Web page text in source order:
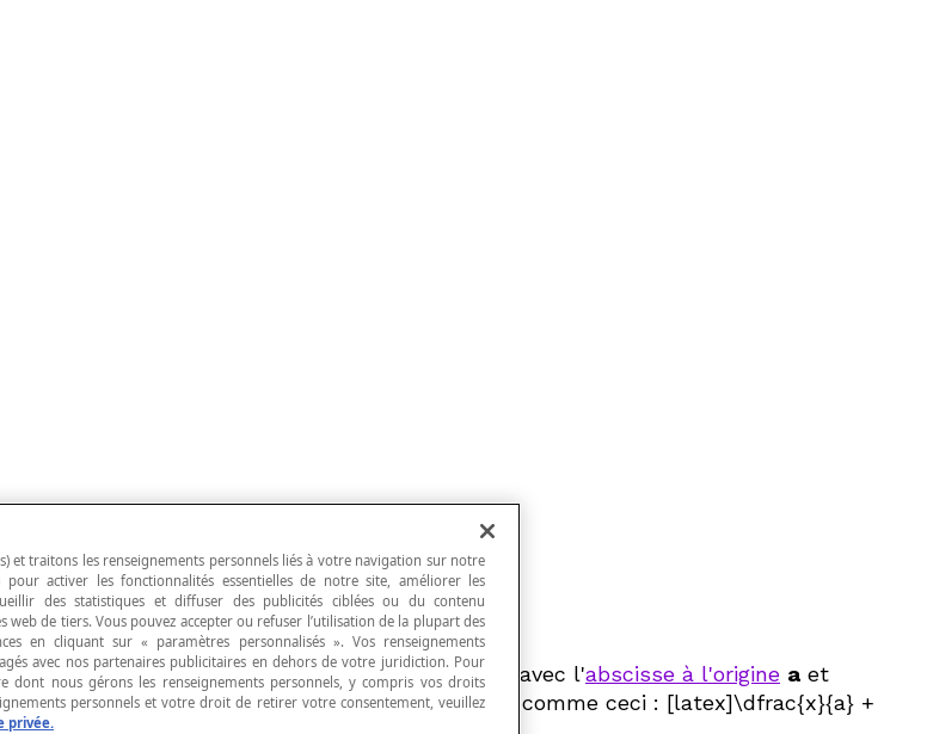
présente les deux variablesxetyen rapport avec l'abscisse à l'origine a et
La forme symétrique se présente donc comme ceci : [latex]\dfrac{x}{a} +
et traitons les renseignements personnels liés à votre navigation sur notre
activer les fonctionnalités essentielles de notre site, améliorer les
des statistiques et diffuser des publicités ciblées ou du contenu
web de tiers. Vous pouvez accepter ou refuser l’utilisation de la plupart des
en cliquant sur « paramètres personnalisés ». Vos renseignements
avec nos partenaires publicitaires en dehors de votre juridiction. Pour
dont nous gérons les renseignements personnels, y compris vos droits
personnels et votre droit de retirer votre consentement, veuillez
privée.